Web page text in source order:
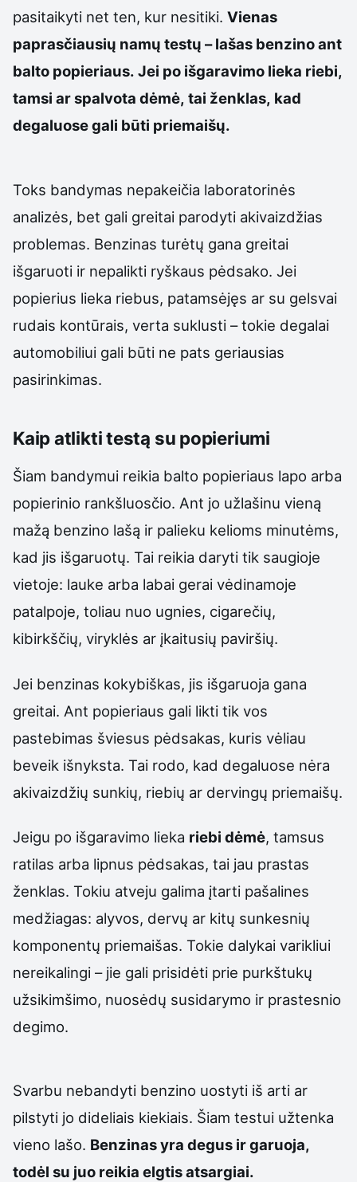
pasitaikyti net ten, kur nesitiki. Vienas
paprasčiausių namų testų – lašas benzino ant
balto popieriaus. Jei po išgaravimo lieka riebi,
tamsi ar spalvota dėmė, tai ženklas, kad
degaluose gali būti priemaišų.
Toks bandymas nepakeičia laboratorinės
analizės, bet gali greitai parodyti akivaizdžias
problemas. Benzinas turėtų gana greitai
išgaruoti ir nepalikti ryškaus pėdsako. Jei
popierius lieka riebus, patamsėjęs ar su gelsvai
rudais kontūrais, verta suklusti – tokie degalai
automobiliui gali būti ne pats geriausias
pasirinkimas.
Kaip atlikti testą su popieriumi
Šiam bandymui reikia balto popieriaus lapo arba
popierinio rankšluosčio. Ant jo užlašinu vieną
mažą benzino lašą ir palieku kelioms minutėms,
kad jis išgaruotų. Tai reikia daryti tik saugioje
vietoje: lauke arba labai gerai vėdinamoje
patalpoje, toliau nuo ugnies, cigarečių,
kibirkščių, viryklės ar įkaitusių paviršių.
Jei benzinas kokybiškas, jis išgaruoja gana
greitai. Ant popieriaus gali likti tik vos
pastebimas šviesus pėdsakas, kuris vėliau
beveik išnyksta. Tai rodo, kad degaluose nėra
akivaizdžių sunkių, riebių ar dervingų priemaišų.
Jeigu po išgaravimo lieka riebi dėmė, tamsus
ratilas arba lipnus pėdsakas, tai jau prastas
ženklas. Tokiu atveju galima įtarti pašalines
medžiagas: alyvos, dervų ar kitų sunkesnių
komponentų priemaišas. Tokie dalykai varikliui
nereikalingi – jie gali prisidėti prie purkštukų
užsikimšimo, nuosėdų susidarymo ir prastesnio
degimo.
Svarbu nebandyti benzino uostyti iš arti ar
pilstyti jo dideliais kiekiais. Šiam testui užtenka
vieno lašo. Benzinas yra degus ir garuoja,
todėl su juo reikia elgtis atsargiai.